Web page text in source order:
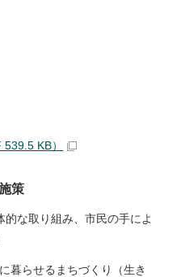
KB）
策
な取り組み、市民の手によ
暮らせるまちづくり（生き